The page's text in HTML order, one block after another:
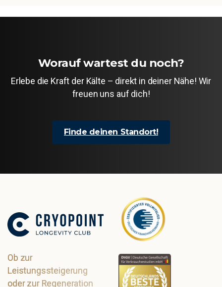
Worauf wartest du noch?
Erlebe die Kraft der Kälte – direkt in deiner Nähe! Wir
freuen uns auf dich!
Finde deinen Standort!
Ob zur
Leistungssteigerung
oder zur Regeneration